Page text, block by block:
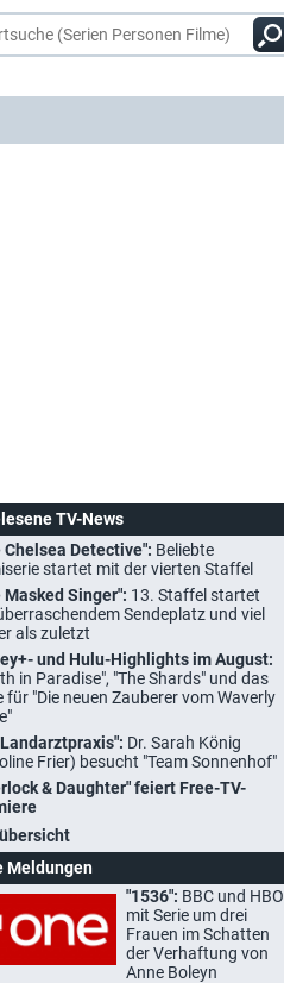
TV-News
Chelsea Detective": Beliebte
startet mit der vierten Staffel
Masked Singer": 13. Staffel startet
Sendeplatz und viel
als zuletzt
und Hulu-Highlights im August:
in Paradise", "The Shards" und das
für "Die neuen Zauberer vom Waverly
Dr. Sarah König
Frier) besucht "Team Sonnenhof"
& Daughter" feiert Free-TV-
Meldungen
"1536": BBC und HBO
mit Serie um drei
Frauen im Schatten
der Verhaftung von
Anne Boleyn